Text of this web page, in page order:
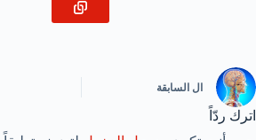
ال السابقة
اترك ردّاً